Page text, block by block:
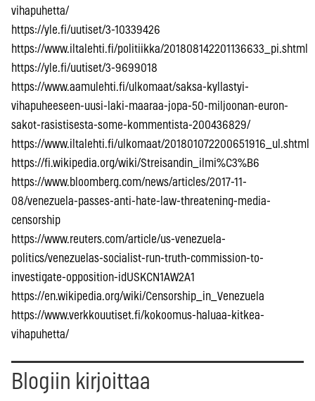
vihapuhetta/
https://yle.fi/uutiset/3-10339426
https://www.iltalehti.fi/politiikka/201808142201136633_pi.shtml
https://yle.fi/uutiset/3-9699018
https://www.aamulehti.fi/ulkomaat/saksa-kyllastyi-
vihapuheeseen-uusi-laki-maaraa-jopa-50-miljoonan-euron-
sakot-rasistisesta-some-kommentista-200436829/
https://www.iltalehti.fi/ulkomaat/201801072200651916_ul.shtml
https://fi.wikipedia.org/wiki/Streisandin_ilmi%C3%B6
https://www.bloomberg.com/news/articles/2017-11-
08/venezuela-passes-anti-hate-law-threatening-media-
censorship
https://www.reuters.com/article/us-venezuela-
politics/venezuelas-socialist-run-truth-commission-to-
investigate-opposition-idUSKCN1AW2A1
https://en.wikipedia.org/wiki/Censorship_in_Venezuela
https://www.verkkouutiset.fi/kokoomus-haluaa-kitkea-
vihapuhetta/
Blogiin kirjoittaa